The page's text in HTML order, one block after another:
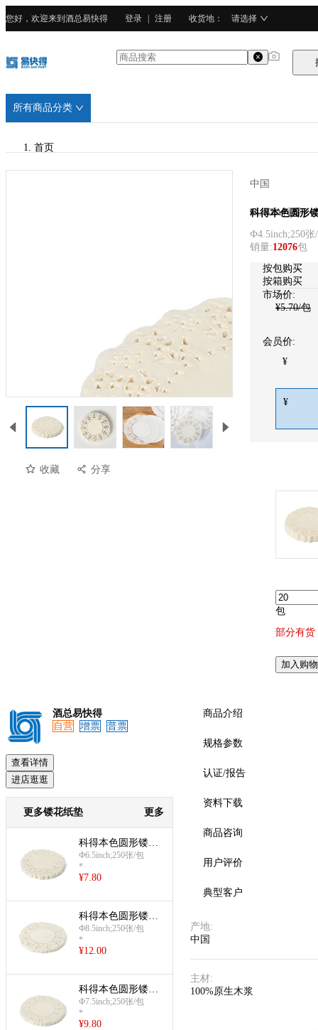
您好，欢迎来到酒总易快得 登录 注册 收货地 ： 请选择
所有商品分类
首页
收藏 分享
中国
CURTA科得
科得本色圆形
Ф4.5inch;250张
销量:12076包
按包购买
按箱购买
市场价:
¥5.70/包
会员价:
¥
¥
包
部分有货
加入购
酒总易快得
自营
增票 普票
查看详情
进店逛逛
更多镂花纸垫 更多
科得本色圆形镂花
纸垫(6.5英寸)
Ф6.5inch;250张/包
*
¥7.80
科得本色圆形镂花
纸垫(8.5英寸)
Ф8.5inch;250张/包
*
¥12.00
科得本色圆形镂花
纸垫(7.5英寸)
Ф7.5inch;250张/包
*
¥9.80
商品介绍
规格参数
认证/报告
资料下载
商品咨询
用户评价
典型客户
产地:
中国
主材:
100%原生木浆